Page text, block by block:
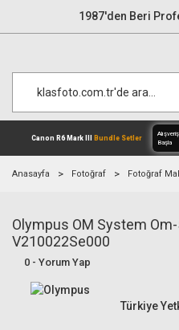
1987'den Beri
Canon R6 Mark III
Anasayfa Fotoğraf Fotoğraf
Olympus OM System
V210022Se000
0 - Yorum Yap
Türkiye